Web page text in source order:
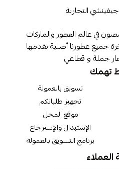
في عالم العطور والماركات
جميع عطورنا أصلية نقدمها
جملة و قطاعي
تهمك
تسويق بالعمولة
تجهيز طلباتكم
موقع المحل
الإستبدال والإسترجاع
برنامج التسويق بالعمولة